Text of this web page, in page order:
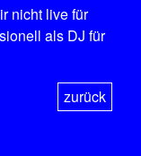
nicht live für
als DJ für
zurück